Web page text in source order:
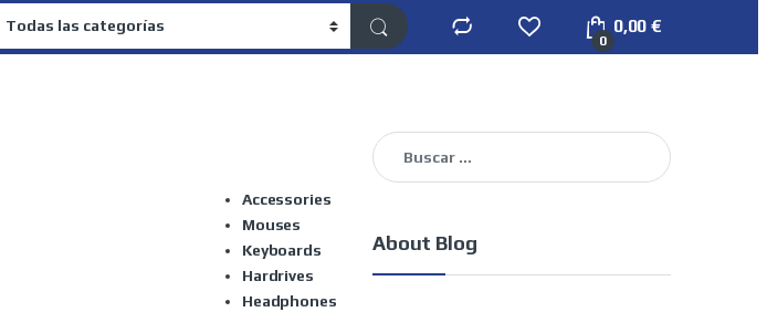
0
0,00€
Accessories
Mouses
Keyboards
Hardrives
Headphones
Buscar:
About Blog